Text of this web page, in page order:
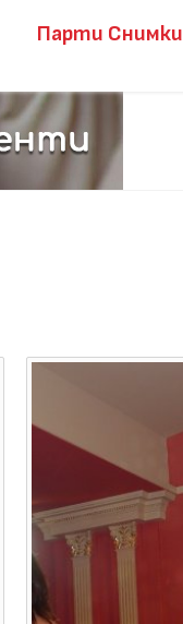
Парти Снимки